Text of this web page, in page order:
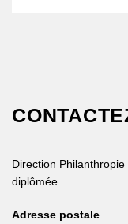
Direction
diplômée
Adresse postale